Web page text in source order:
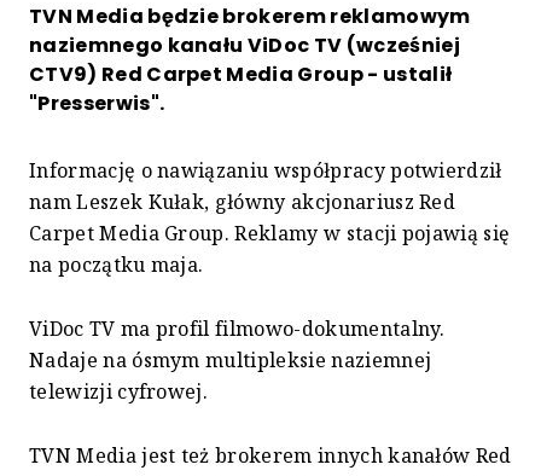
TVN Media będzie brokerem reklamowym
naziemnego kanału ViDoc TV (wcześniej
CTV9) Red Carpet Media Group - ustalił
"Presserwis".
Informację o nawiązaniu współpracy potwierdził
nam Leszek Kułak, główny akcjonariusz Red
Carpet Media Group. Reklamy w stacji pojawią się
na początku maja.
ViDoc TV ma profil filmowo-dokumentalny.
Nadaje na ósmym multipleksie naziemnej
telewizji cyfrowej.
TVN Media jest też brokerem innych kanałów Red